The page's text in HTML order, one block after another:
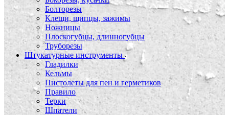
Болторезы
Клещи, щипцы, зажимы
Ножницы
Плоскогубцы, длинногубцы
Труборезы
Штукатурные инструменты
Гладилки
Кельмы
Пистолеты для пен и герметиков
Правило
Терки
Шпатели